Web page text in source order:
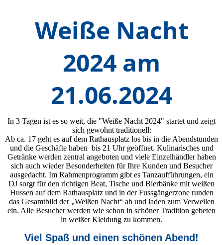
Weiße Nacht
2024 am
21.06.2024
In 3 Tagen ist es so weit, die "Weiße Nacht 2024" startet und zeigt
sich gewohnt traditionell:
Ab ca. 17 geht es auf dem Rathausplatz los bis in die Abendstunden
und die Geschäfte haben bis 21 Uhr geöffnet. Kulinarisches und
Getränke werden zentral angeboten und viele Einzelhändler haben
sich auch wieder Besonderheiten für Ihre Kunden und Besucher
ausgedacht. Im Rahmenprogramm gibt es Tanzaufführungen, ein
DJ sorgt für den richtigen Beat, Tische und Bierbänke mit weißen
Hussen auf dem Rathausplatz und in der Fussgängerzone runden
das Gesamtbild der „Weißen Nacht“ ab und laden zum Verweilen
ein. Alle Besucher werden wie schon in schöner Tradition gebeten
in weißer Kleidung zu kommen.
Viel Spaß und einen schönen Abend!